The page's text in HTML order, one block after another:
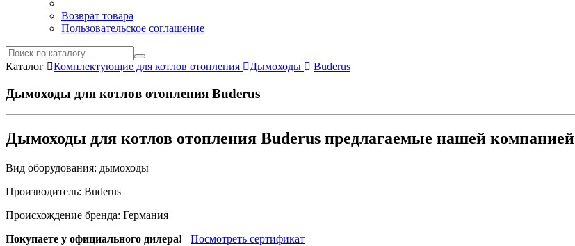
Возврат товара
Пользовательское соглашение
Каталог Комплектующие для котлов отопления Дымоходы Buderus
Дымоходы для котлов отопления Buderus
Дымоходы для котлов отопления Buderus предлагаемые нашей компанией
Вид оборудования: дымоходы
Производитель: Buderus
Происхождение бренда: Германия
Покупаете у официального дилера!
Посмотреть сертификат